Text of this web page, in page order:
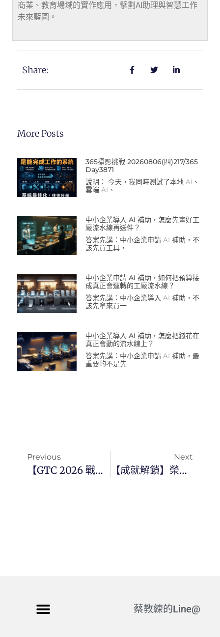
商業、教育場域的實作應用，擘劃AI助理與智慧工作
未來藍圖。
Share:
More Posts
365攝影挑戰 20260806(四)217/365
Day3871
說明： 今天，我同時測試了本地 AI、
雲端 AI、
中小企業導入 AI 補助，怎麼先畫好工
廠流水線再送件？
答案先講：中小企業申請 AI 補助，不
該先買工具，
中小企業申請 AI 補助，如何把預算接
成真正會運轉的工廠流水線？
答案先講：中小企業導入 AI 補助，不
該先拿來買一
中小企業導入 AI 補助，怎麼把錢花在
真正會動的流水線上？
答案先講：中小企業申請 AI 補助，最
重要的不是先
Previous
【GTC 2026 戰略專題】推論拐點已至：如何建構你的「AI 代理工廠」與不睡覺的實習生軍隊
Next
【成就解鎖】榮獲資策會「生成式AI辦公室應用能力認證」：將 AI 轉化為企業穩定生產力的通關密語
蔡教練的Line@